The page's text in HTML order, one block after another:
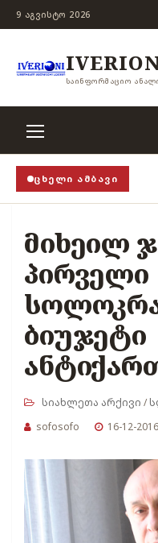
9 ᲐᲒᲕᲘᲡᲢᲝ 2026
ᲡᲐᲘᲜᲤᲝᲠᲛᲐᲪᲘᲝ
ᲪᲮᲔᲚᲘ ᲐᲛᲑᲐᲕᲘ
ჭანჭიკი
მიხეილ
პირველი
ბიუჯეტი
სიახლეთა არქივი /
sofosofo
16-12-